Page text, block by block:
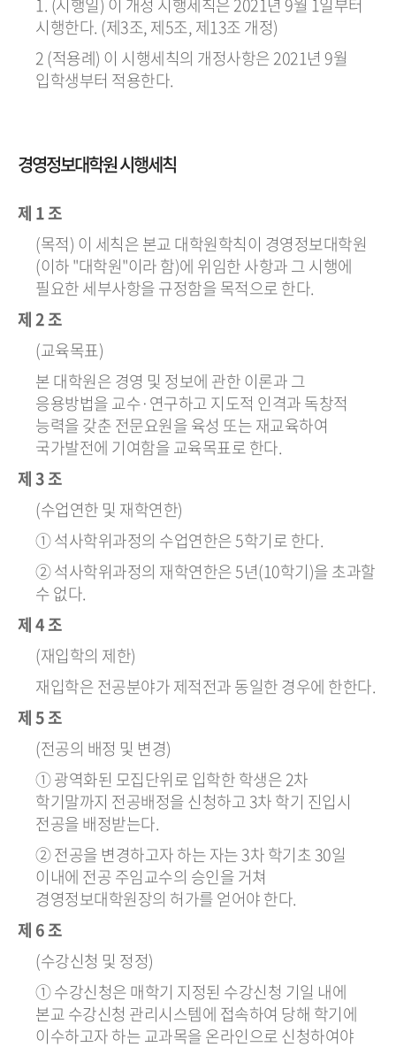
1. (시행일) 이 개정 시행세칙은 2021년 9월 1일부터
시행한다. (제3조, 제5조, 제13조 개정)
2 (적용례) 이 시행세칙의 개정사항은 2021년 9월
입학생부터 적용한다.
경영정보대학원 시행세칙
제 1 조
(목적) 이 세칙은 본교 대학원학칙이 경영정보대학원
(이하 "대학원"이라 함)에 위임한 사항과 그 시행에
필요한 세부사항을 규정함을 목적으로 한다.
제 2 조
(교육목표)
본 대학원은 경영 및 정보에 관한 이론과 그
응용방법을 교수·연구하고 지도적 인격과 독창적
능력을 갖춘 전문요원을 육성 또는 재교육하여
국가발전에 기여함을 교육목표로 한다.
제 3 조
(수업연한 및 재학연한)
① 석사학위과정의 수업연한은 5학기로 한다.
② 석사학위과정의 재학연한은 5년(10학기)을 초과할
수 없다.
제 4 조
(재입학의 제한)
재입학은 전공분야가 제적전과 동일한 경우에 한한다.
제 5 조
(전공의 배정 및 변경)
① 광역화된 모집단위로 입학한 학생은 2차
학기말까지 전공배정을 신청하고 3차 학기 진입시
전공을 배정받는다.
② 전공을 변경하고자 하는 자는 3차 학기초 30일
이내에 전공 주임교수의 승인을 거쳐
경영정보대학원장의 허가를 얻어야 한다.
제 6 조
(수강신청 및 정정)
① 수강신청은 매학기 지정된 수강신청 기일 내에
본교 수강신청 관리시스템에 접속하여 당해 학기에
이수하고자 하는 교과목을 온라인으로 신청하여야